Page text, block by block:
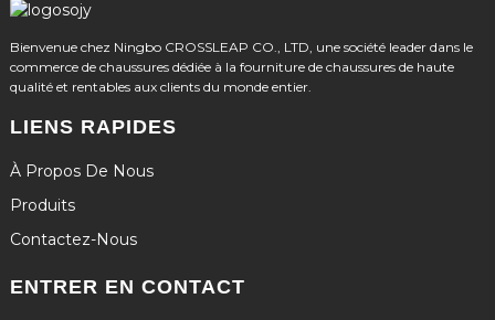
Bienvenue chez Ningbo CROSSLEAP CO., LTD, une société leader dans le
commerce de chaussures dédiée à la fourniture de chaussures de haute
qualité et rentables aux clients du monde entier.
LIENS RAPIDES
À Propos De Nous
Produits
Contactez-Nous
ENTRER EN CONTACT